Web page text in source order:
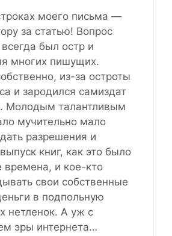
моего письма —
за статью! Вопрос
был остр и
многих пишущих.
из-за остроты
и зародился самиздат
Молодым талантливым
мучительно мало
разрешения и
книг, как это было
времена, и кое-кто
свои собственные
в подпольную
нетленок. А уж с
эры интернета…